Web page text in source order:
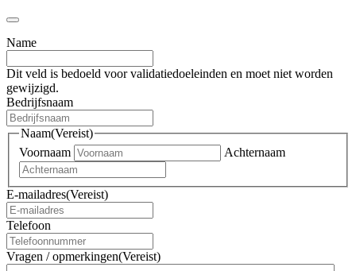
Name
Dit veld is bedoeld voor validatiedoeleinden en moet niet worden
gewijzigd.
Bedrijfsnaam
Naam(Vereist)
Voornaam
Achternaam
E-mailadres(Vereist)
Telefoon
Vragen / opmerkingen(Vereist)